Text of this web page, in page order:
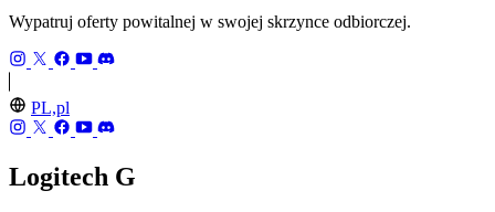
Wypatruj oferty powitalnej w swojej skrzynce odbiorczej.
PL,pl
Logitech G